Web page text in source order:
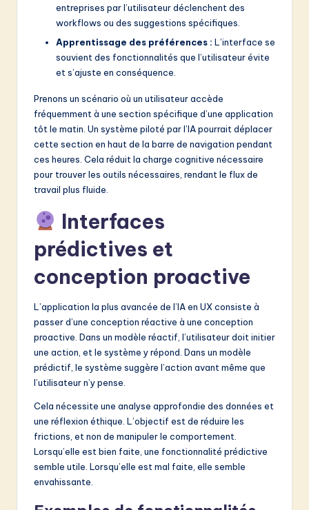
entreprises par l’utilisateur déclenchent des
workflows ou des suggestions spécifiques.
Apprentissage des préférences : L’interface se
souvient des fonctionnalités que l’utilisateur évite
et s’ajuste en conséquence.
Prenons un scénario où un utilisateur accède
fréquemment à une section spécifique d’une application
tôt le matin. Un système piloté par l’IA pourrait déplacer
cette section en haut de la barre de navigation pendant
ces heures. Cela réduit la charge cognitive nécessaire
pour trouver les outils nécessaires, rendant le flux de
travail plus fluide.
Interfaces
prédictives et
conception proactive
L’application la plus avancée de l’IA en UX consiste à
passer d’une conception réactive à une conception
proactive. Dans un modèle réactif, l’utilisateur doit initier
une action, et le système y répond. Dans un modèle
prédictif, le système suggère l’action avant même que
l’utilisateur n’y pense.
Cela nécessite une analyse approfondie des données et
une réflexion éthique. L’objectif est de réduire les
frictions, et non de manipuler le comportement.
Lorsqu’elle est bien faite, une fonctionnalité prédictive
semble utile. Lorsqu’elle est mal faite, elle semble
envahissante.